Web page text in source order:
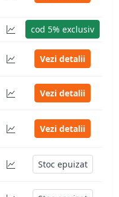
cod 5% exclusiv
Vezi detalii
Vezi detalii
Vezi detalii
Stoc epuizat